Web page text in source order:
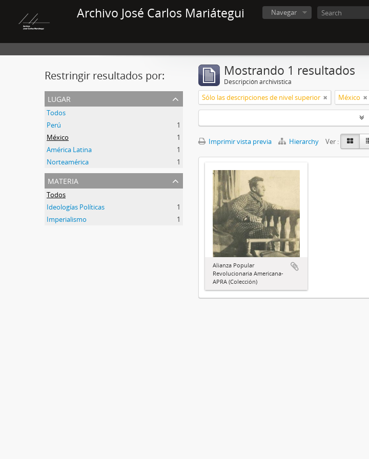
Archivo José Carlos Mariátegui Navegar
Restringir resultados por:
lugar
Todos
Perú
1
México
1
América Latina
1
Norteamérica
1
materia
Todos
Ideologías Políticas
1
Imperialismo
1
Mostrando 1 resultados
Descripción archivística
Sólo las descripciones de nivel superior México
Imprimir vista previa Hierarchy Ver :
Alianza Popular
Revolucionaria Americana-
APRA (Colección)